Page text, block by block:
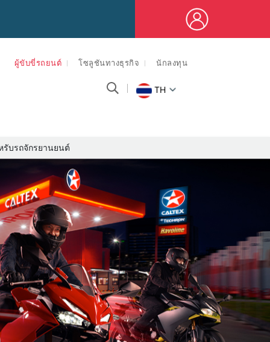
ผู้ขับขี่รถยนต์ โซลูชันทางธุรกิจ นักลงทุน
TH
รับรถจักรยานยนต์